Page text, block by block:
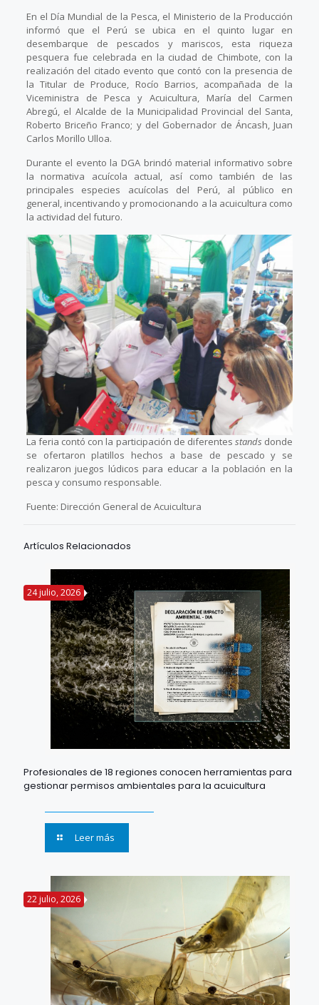
En el Día Mundial de la Pesca, el Ministerio de la Producción
informó que el Perú se ubica en el quinto lugar en
desembarque de pescados y mariscos, esta riqueza
pesquera fue celebrada en la ciudad de Chimbote, con la
realización del citado evento que contó con la presencia de
la Titular de Produce, Rocío Barrios, acompañada de la
Viceministra de Pesca y Acuicultura, María del Carmen
Abregú, el Alcalde de la Municipalidad Provincial del Santa,
Roberto Briceño Franco; y del Gobernador de Áncash, Juan
Carlos Morillo Ulloa.
Durante el evento la DGA brindó material informativo sobre
la normativa acuícola actual, así como también de las
principales especies acuícolas del Perú, al público en
general, incentivando y promocionando a la acuicultura como
la actividad del futuro.
La feria contó con la participación de diferentesstands donde
se ofertaron platillos hechos a base de pescado y se
realizaron juegos lúdicos para educar a la población en la
pesca y consumo responsable.
Fuente: Dirección General de Acuicultura
Artículos Relacionados
24 julio, 2026
Profesionales de 18 regiones conocen herramientas para
gestionar permisos ambientales para la acuicultura
Leer más
22 julio, 2026